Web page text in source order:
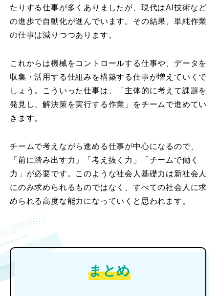
たりする仕事が多くありましたが、現代はAI技術など
の進歩で自動化が進んでいます。その結果、単純作業
の仕事は減りつつあります。
これからは機械をコントロールする仕事や、データを
収集・活用する仕組みを構築する仕事が増えていくで
しょう。こういった仕事は、「主体的に考えて課題を
発見し、解決策を実行する作業」をチームで進めてい
きます。
チームで考えながら進める仕事が中心になるので、
「前に踏み出す力」「考え抜く力」「チームで働く
力」が必要です。このような社会人基礎力は新社会人
にのみ求められるものではなく、すべての社会人に求
められる高度な能力になっていくと思われます。
まとめ